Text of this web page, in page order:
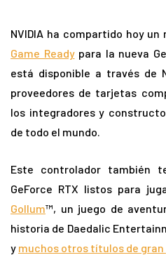
NVIDIA ha compartido hoy un
Game Readypara la nueva
está disponible a través de
proveedores de tarjetas
los integradores y
de todo el mundo.
Este controlador también
GeForce RTX listos para
Gollum™, un juego de
historia de Daedalic
y muchos otros títulos de